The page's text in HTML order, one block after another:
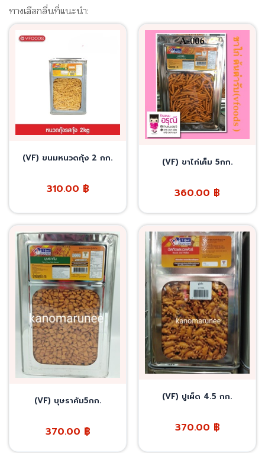
ทางเลือกอื่นที่แนะนำ:
(VF) ขนมหนวดกุ้ง 2 กก.
310.00 ฿
(VF) ขาไก่เค็ม 5กก.
360.00 ฿
(VF) บุษราคัม5กก.
370.00 ฿
(VF) ปูเผ็ด 4.5 กก.
370.00 ฿